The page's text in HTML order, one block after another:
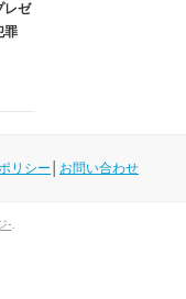
レゼ
罪
リシー お問い合わせ
-.